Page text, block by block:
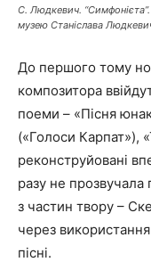
С. Людкевич.
музею Станіслава
До першого тому
композитора
поеми – «Пісня
(«Голоси Карпат»),
реконструйовані
разу не прозвучала
з частин твору –
через використання
пісні.